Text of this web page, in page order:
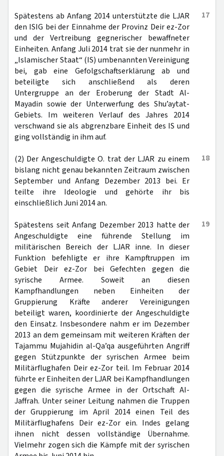
17
Spätestens ab Anfang 2014 unterstützte die LJAR
den ISIG bei der Einnahme der Provinz Deir ez-Zor
und der Vertreibung gegnerischer bewaffneter
Einheiten. Anfang Juli 2014 trat sie der nunmehr in
„Islamischer Staat“ (IS) umbenannten Vereinigung
bei, gab eine Gefolgschaftserklärung ab und
beteiligte sich anschließend als deren
Untergruppe an der Eroberung der Stadt Al-
Mayadin sowie der Unterwerfung des Shu’aytat-
Gebiets. Im weiteren Verlauf des Jahres 2014
verschwand sie als abgrenzbare Einheit des IS und
ging vollständig in ihm auf.
18
(2) Der Angeschuldigte O. trat der LJAR zu einem
bislang nicht genau bekannten Zeitraum zwischen
September und Anfang Dezember 2013 bei. Er
teilte ihre Ideologie und gehörte ihr bis
einschließlich Juni 2014 an.
19
Spätestens seit Anfang Dezember 2013 hatte der
Angeschuldigte eine führende Stellung im
militärischen Bereich der LJAR inne. In dieser
Funktion befehligte er ihre Kampftruppen im
Gebiet Deir ez-Zor bei Gefechten gegen die
syrische Armee. Soweit an diesen
Kampfhandlungen neben Einheiten der
Gruppierung Kräfte anderer Vereinigungen
beteiligt waren, koordinierte der Angeschuldigte
den Einsatz. Insbesondere nahm er im Dezember
2013 an dem gemeinsam mit weiteren Kräften der
Tajammu Mujahidin al-Qa’qa ausgeführten Angriff
gegen Stützpunkte der syrischen Armee beim
Militärflughafen Deir ez-Zor teil. Im Februar 2014
führte er Einheiten der LJAR bei Kampfhandlungen
gegen die syrische Armee in der Ortschaft AI-
Jaffrah. Unter seiner Leitung nahmen die Truppen
der Gruppierung im April 2014 einen Teil des
Militärflughafens Deir ez-Zor ein. Indes gelang
ihnen nicht dessen vollständige Übernahme.
Vielmehr zogen sich die Kämpfe mit der syrischen